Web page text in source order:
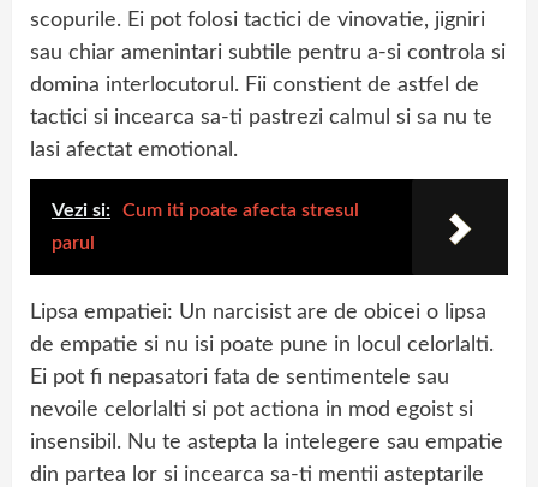
scopurile. Ei pot folosi tactici de vinovatie, jigniri
sau chiar amenintari subtile pentru a-si controla si
domina interlocutorul. Fii constient de astfel de
tactici si incearca sa-ti pastrezi calmul si sa nu te
lasi afectat emotional.
Vezi si:
Cum iti poate afecta stresul
parul
Lipsa empatiei: Un narcisist are de obicei o lipsa
de empatie si nu isi poate pune in locul celorlalti.
Ei pot fi nepasatori fata de sentimentele sau
nevoile celorlalti si pot actiona in mod egoist si
insensibil. Nu te astepta la intelegere sau empatie
din partea lor si incearca sa-ti mentii asteptarile